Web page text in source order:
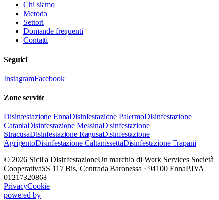
Chi siamo
Metodo
Settori
Domande frequenti
Contatti
Seguici
InstagramFacebook
Zone servite
Disinfestazione EnnaDisinfestazione PalermoDisinfestazione
CataniaDisinfestazione MessinaDisinfestazione
SiracusaDisinfestazione RagusaDisinfestazione
AgrigentoDisinfestazione CaltanissettaDisinfestazione Trapani
© 2026 Sicilia DisinfestazioneUn marchio di Work Services Società
CooperativaSS 117 Bis, Contrada Baronessa · 94100 EnnaP.IVA
01217320868
PrivacyCookie
powered by